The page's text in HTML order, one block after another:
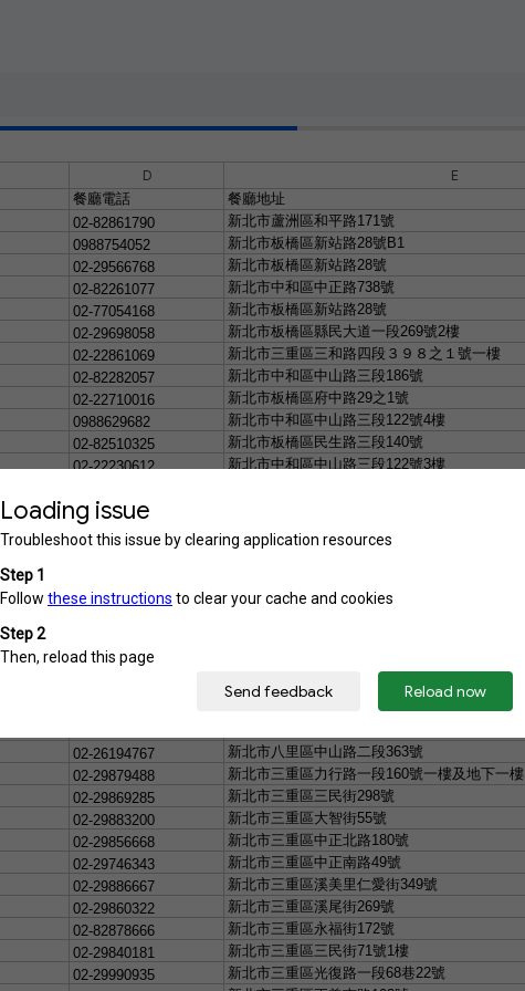
D E
餐廳電話 餐廳地址
02-82861790 新北市蘆洲區和平路171號
0988754052 新北市板橋區新站路28號B1
02-29566768 新北市板橋區新站路28號
02-82261077 新北市中和區中正路738號
02-77054168 新北市板橋區新站路28號
02-29698058 新北市板橋區縣民大道一段269號2樓
02-22861069 新北市三重區三和路四段３９８之１號一樓
02-82282057 新北市中和區中山路三段186號
02-22710016 新北市板橋區府中路29之 1號
0988629682 新北市中和區中山路三段122號4樓
02-82510325 新北市板橋區民生路三段140號
02-22230612 新北市中和區中山路三段122號3樓
02-29177171
02-29609288 新北市板橋區縣民大道二段七號
新北市三重區福德里成功路
0986750260 新北市中和區中山路三段122
02-89211103
新北市新店區新北市新店區中央路 157
新北市烏來區福山里卡拉模基
02-26194767 新北市八里區中山路二段363號
02-29879488 新北市三重區力行路一段160號一樓及地下一樓
02-29869285 新北市三重區三民街298號
02-29883200 新北市三重區大智街55號
02-29856668 新北市三重區中正北路180號
02-29746343 新北市三重區中正南路49號
02-29886667 新北市三重區溪美里仁愛街349號
02-29860322 新北市三重區溪尾街269號
02-82878666 新北市三重區永福街172號
02-29840181 新北市三重區三民街71號1樓
02-29990935 新北市三重區光復路一段68巷22號